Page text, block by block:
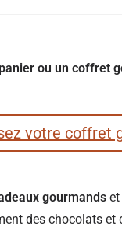
ou un coffret
votre coffret
gourmands et
des chocolats